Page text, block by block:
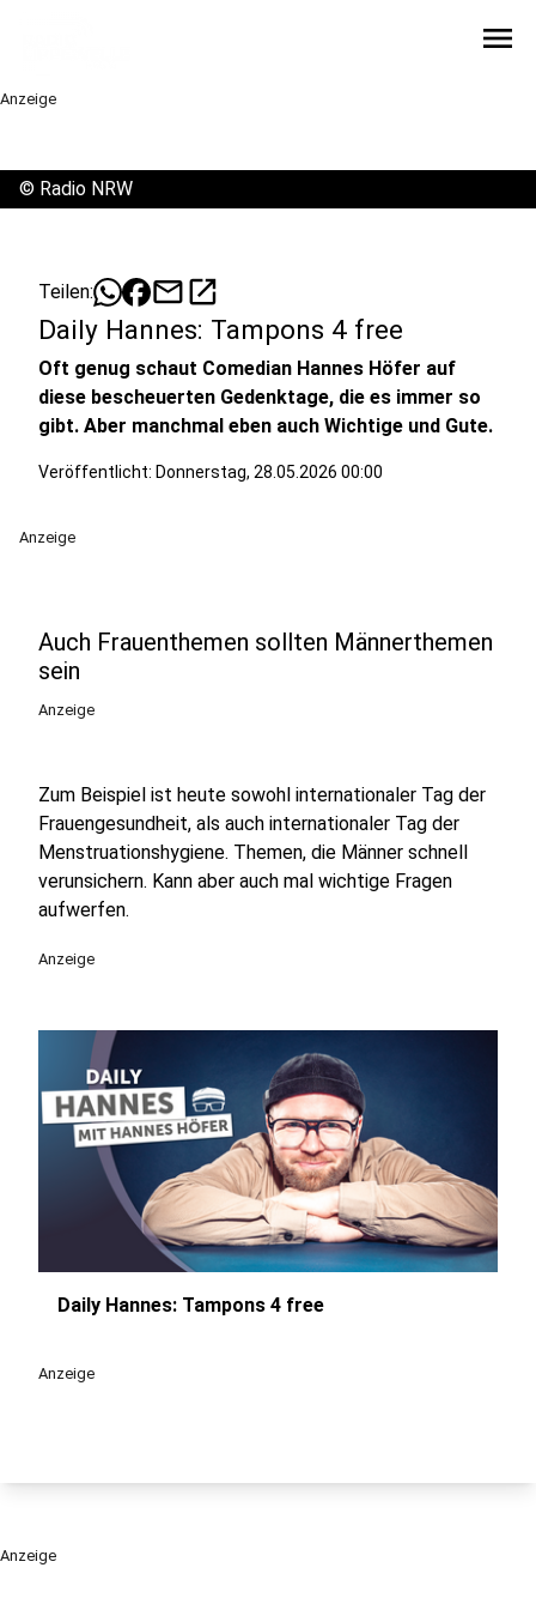
menu
Anzeige
© Radio NRW
Teilen: mailopen_in_new
Daily Hannes: Tampons 4 free
Oft genug schaut Comedian Hannes Höfer auf
diese bescheuerten Gedenktage, die es immer so
gibt. Aber manchmal eben auch Wichtige und Gute.
Veröffentlicht: Donnerstag, 28.05.2026 00:00
Anzeige
Auch Frauenthemen sollten Männerthemen
sein
Anzeige
Zum Beispiel ist heute sowohl internationaler Tag der
Frauengesundheit, als auch internationaler Tag der
Menstruationshygiene. Themen, die Männer schnell
verunsichern. Kann aber auch mal wichtige Fragen
aufwerfen.
Anzeige
Daily Hannes: Tampons 4 free
Anzeige
Anzeige